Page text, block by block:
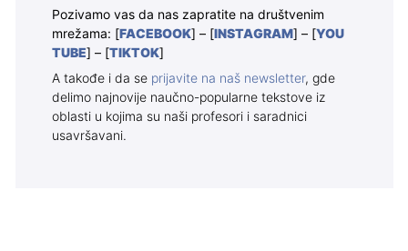
Pozivamo vas da nas zapratite na društvenim
mrežama: [FACEBOOK] – [INSTAGRAM] – [YOU
TUBE] – [TIKTOK]
A takođe i da se prijavite na naš newsletter, gde
delimo najnovije naučno-popularne tekstove iz
oblasti u kojima su naši profesori i saradnici
usavršavani.